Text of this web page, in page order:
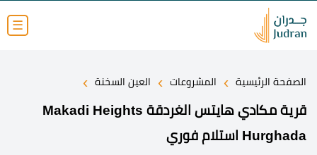
☰
الصفحة الرئيسية › المشروعات › العين السخنة ›
قرية مكادي هايتس الغردقة Makadi Heights
Hurghada استلام فوري